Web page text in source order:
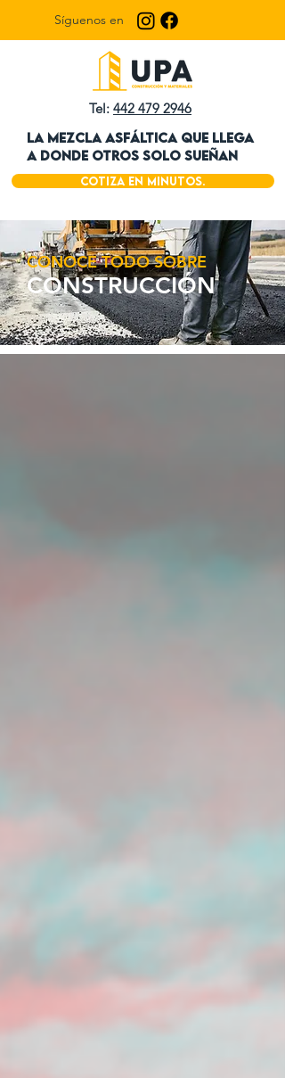
Síguenos en
Tel: 442 479 2946
LA MEZCLA ASFÁLTICA QUE LLEGA
A DONDE OTROS SOLO SUEÑAN
Cotiza en minutos.
¡Llama ahora!
CONOCE TODO SOBRE
CONSTRUCCIÓN